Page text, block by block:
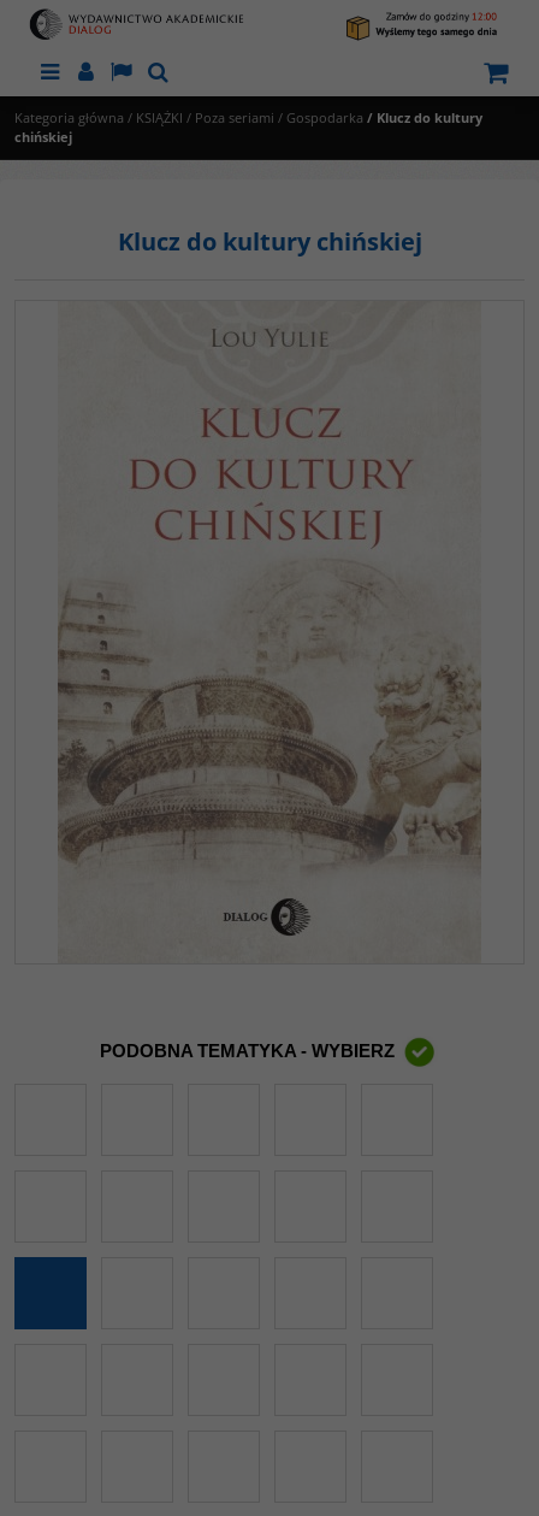
MenuPanelLangSzukaj
Kategoria główna / KSIĄŻKI / Poza seriami / Gospodarka / Klucz do kultury
chińskiej
Klucz do kultury chińskiej
PODOBNA TEMATYKA - WYBIERZ